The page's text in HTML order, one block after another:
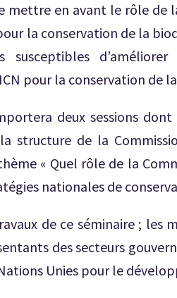
mettre en avant le rôle
la conservation de la
susceptibles
pour la conservation de
deux sessions
structure de la
« Quel rôle de la
nationales de
de ce séminaire ; les
des secteurs
Unies pour le